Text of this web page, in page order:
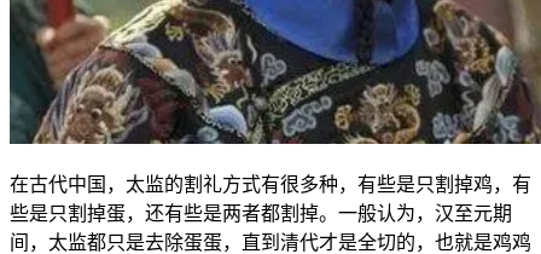
在古代中国，太监的割礼方式有很多种，有些是只割掉鸡，有
些是只割掉蛋，还有些是两者都割掉。一般认为，汉至元期
间，太监都只是去除蛋蛋，直到清代才是全切的，也就是鸡鸡